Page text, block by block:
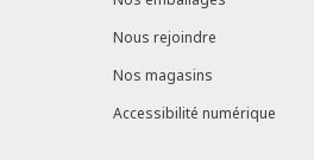
Nous rejoindre
Nos magasins
Accessibilité numérique